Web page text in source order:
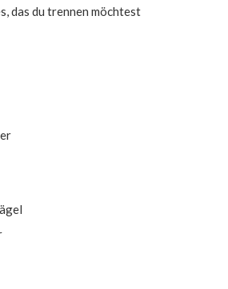
das du trennen möchtest